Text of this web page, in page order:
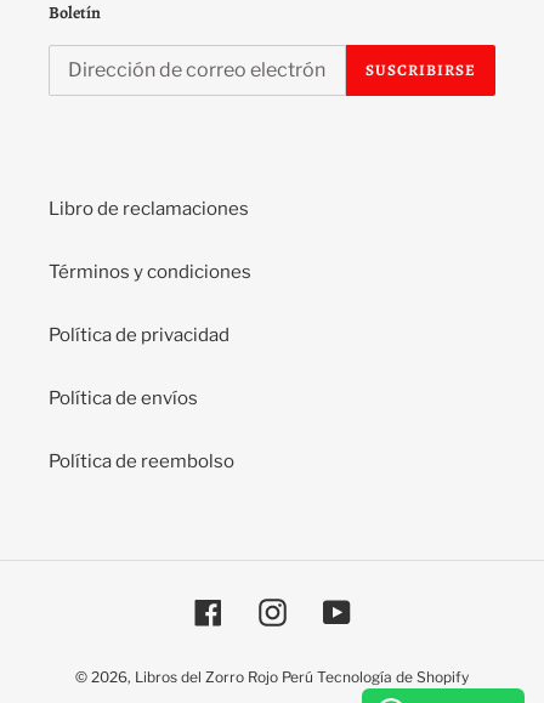
Boletín
SUSCRIBIRSE
Libro de reclamaciones
Términos y condiciones
Política de privacidad
Política de envíos
Política de reembolso
FacebookInstagramYouTube
© 2026, Libros del Zorro Rojo Perú Tecnología de Shopify